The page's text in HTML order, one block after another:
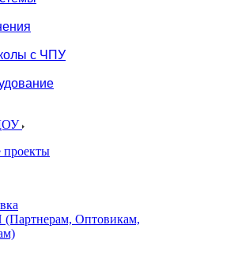
с ЧПУ
проекты
Оптовикам,